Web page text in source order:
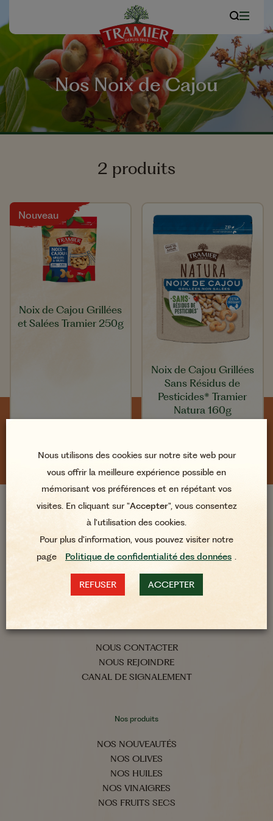
Nos Noix de Cajou
2 produits
Nouveau
Noix de Cajou Grillées
et Salées Tramier 250g
Noix de Cajou Grillées
Sans Résidus de
Pesticides* Tramier
Natura 160g
À propos
UNE HISTOIRE DE FAMILLE
NOS RECETTES
NOUS CONTACTER
NOUS REJOINDRE
CANAL DE SIGNALEMENT
Nos produits
NOS NOUVEAUTÉS
NOS OLIVES
NOS HUILES
NOS VINAIGRES
NOS FRUITS SECS
Nous utilisons des cookies sur notre site web pour
vous offrir la meilleure expérience possible en
mémorisant vos préférences et en répétant vos
visites. En cliquant sur "Accepter", vous consentez
à l'utilisation des cookies.
Pour plus d'information, vous pouvez visiter notre
page
Politique de confidentialité des données .
REFUSER ACCEPTER